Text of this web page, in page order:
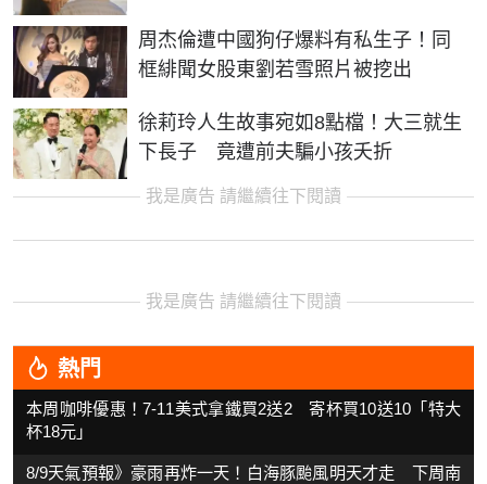
周杰倫遭中國狗仔爆料有私生子！同
框緋聞女股東劉若雪照片被挖出
徐莉玲人生故事宛如8點檔！大三就生
下長子 竟遭前夫騙小孩夭折
我是廣告 請繼續往下閱讀
我是廣告 請繼續往下閱讀
熱門
本周咖啡優惠！7-11美式拿鐵買2送2 寄杯買10送10「特大
杯18元」
8/9天氣預報》豪雨再炸一天！白海豚颱風明天才走 下周南